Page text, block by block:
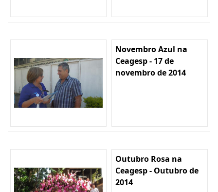
Novembro Azul na
Ceagesp - 17 de
novembro de 2014
Outubro Rosa na
Ceagesp - Outubro de
2014